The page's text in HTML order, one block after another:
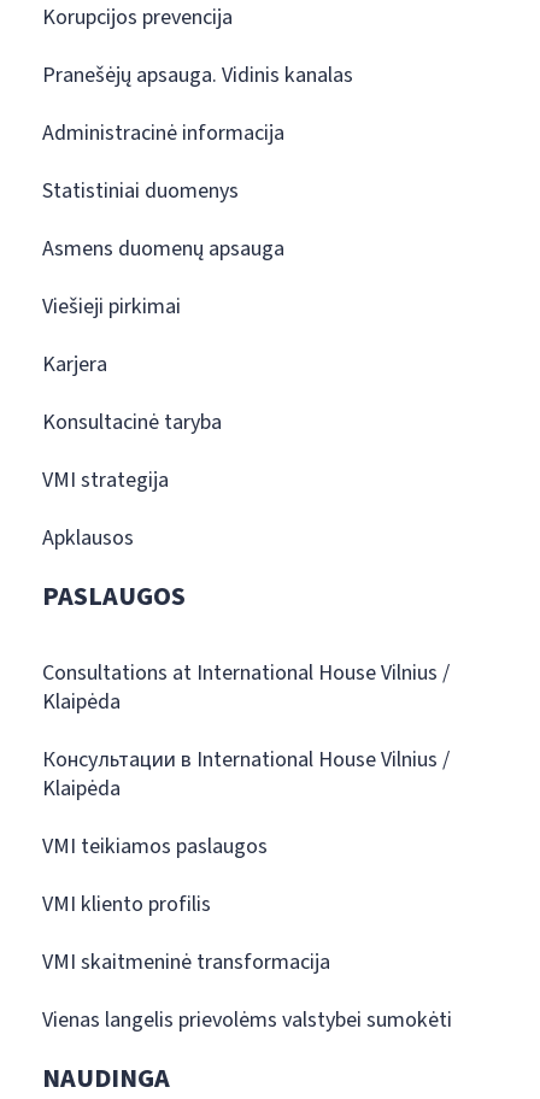
Korupcijos prevencija
Pranešėjų apsauga. Vidinis kanalas
Administracinė informacija
Statistiniai duomenys
Asmens duomenų apsauga
Viešieji pirkimai
Karjera
Konsultacinė taryba
VMI strategija
Apklausos
PASLAUGOS
Consultations at International House Vilnius /
Klaipėda
Консультации в International House Vilnius /
Klaipėda
VMI teikiamos paslaugos
VMI kliento profilis
VMI skaitmeninė transformacija
Vienas langelis prievolėms valstybei sumokėti
NAUDINGA